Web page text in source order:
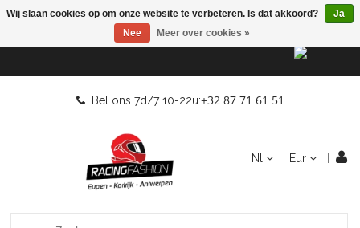
Bel ons 7d/7 10-22u:+32 87 71 61 51
Nl Eur
Wij slaan cookies op om onze website te verbeteren. Is dat akkoord?
Ja
Nee
Meer over cookies »